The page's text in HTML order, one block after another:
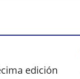
edición